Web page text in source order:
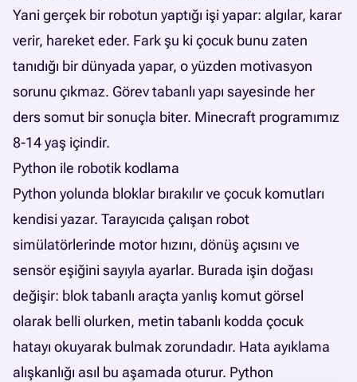
Yani gerçek bir robotun yaptığı işi yapar: algılar, karar
verir, hareket eder. Fark şu ki çocuk bunu zaten
tanıdığı bir dünyada yapar, o yüzden motivasyon
sorunu çıkmaz. Görev tabanlı yapı sayesinde her
ders somut bir sonuçla biter. Minecraft programımız
8-14 yaş içindir.
Python ile robotik kodlama
Python yolunda bloklar bırakılır ve çocuk komutları
kendisi yazar. Tarayıcıda çalışan robot
simülatörlerinde motor hızını, dönüş açısını ve
sensör eşiğini sayıyla ayarlar. Burada işin doğası
değişir: blok tabanlı araçta yanlış komut görsel
olarak belli olurken, metin tabanlı kodda çocuk
hatayı okuyarak bulmak zorundadır. Hata ayıklama
alışkanlığı asıl bu aşamada oturur. Python